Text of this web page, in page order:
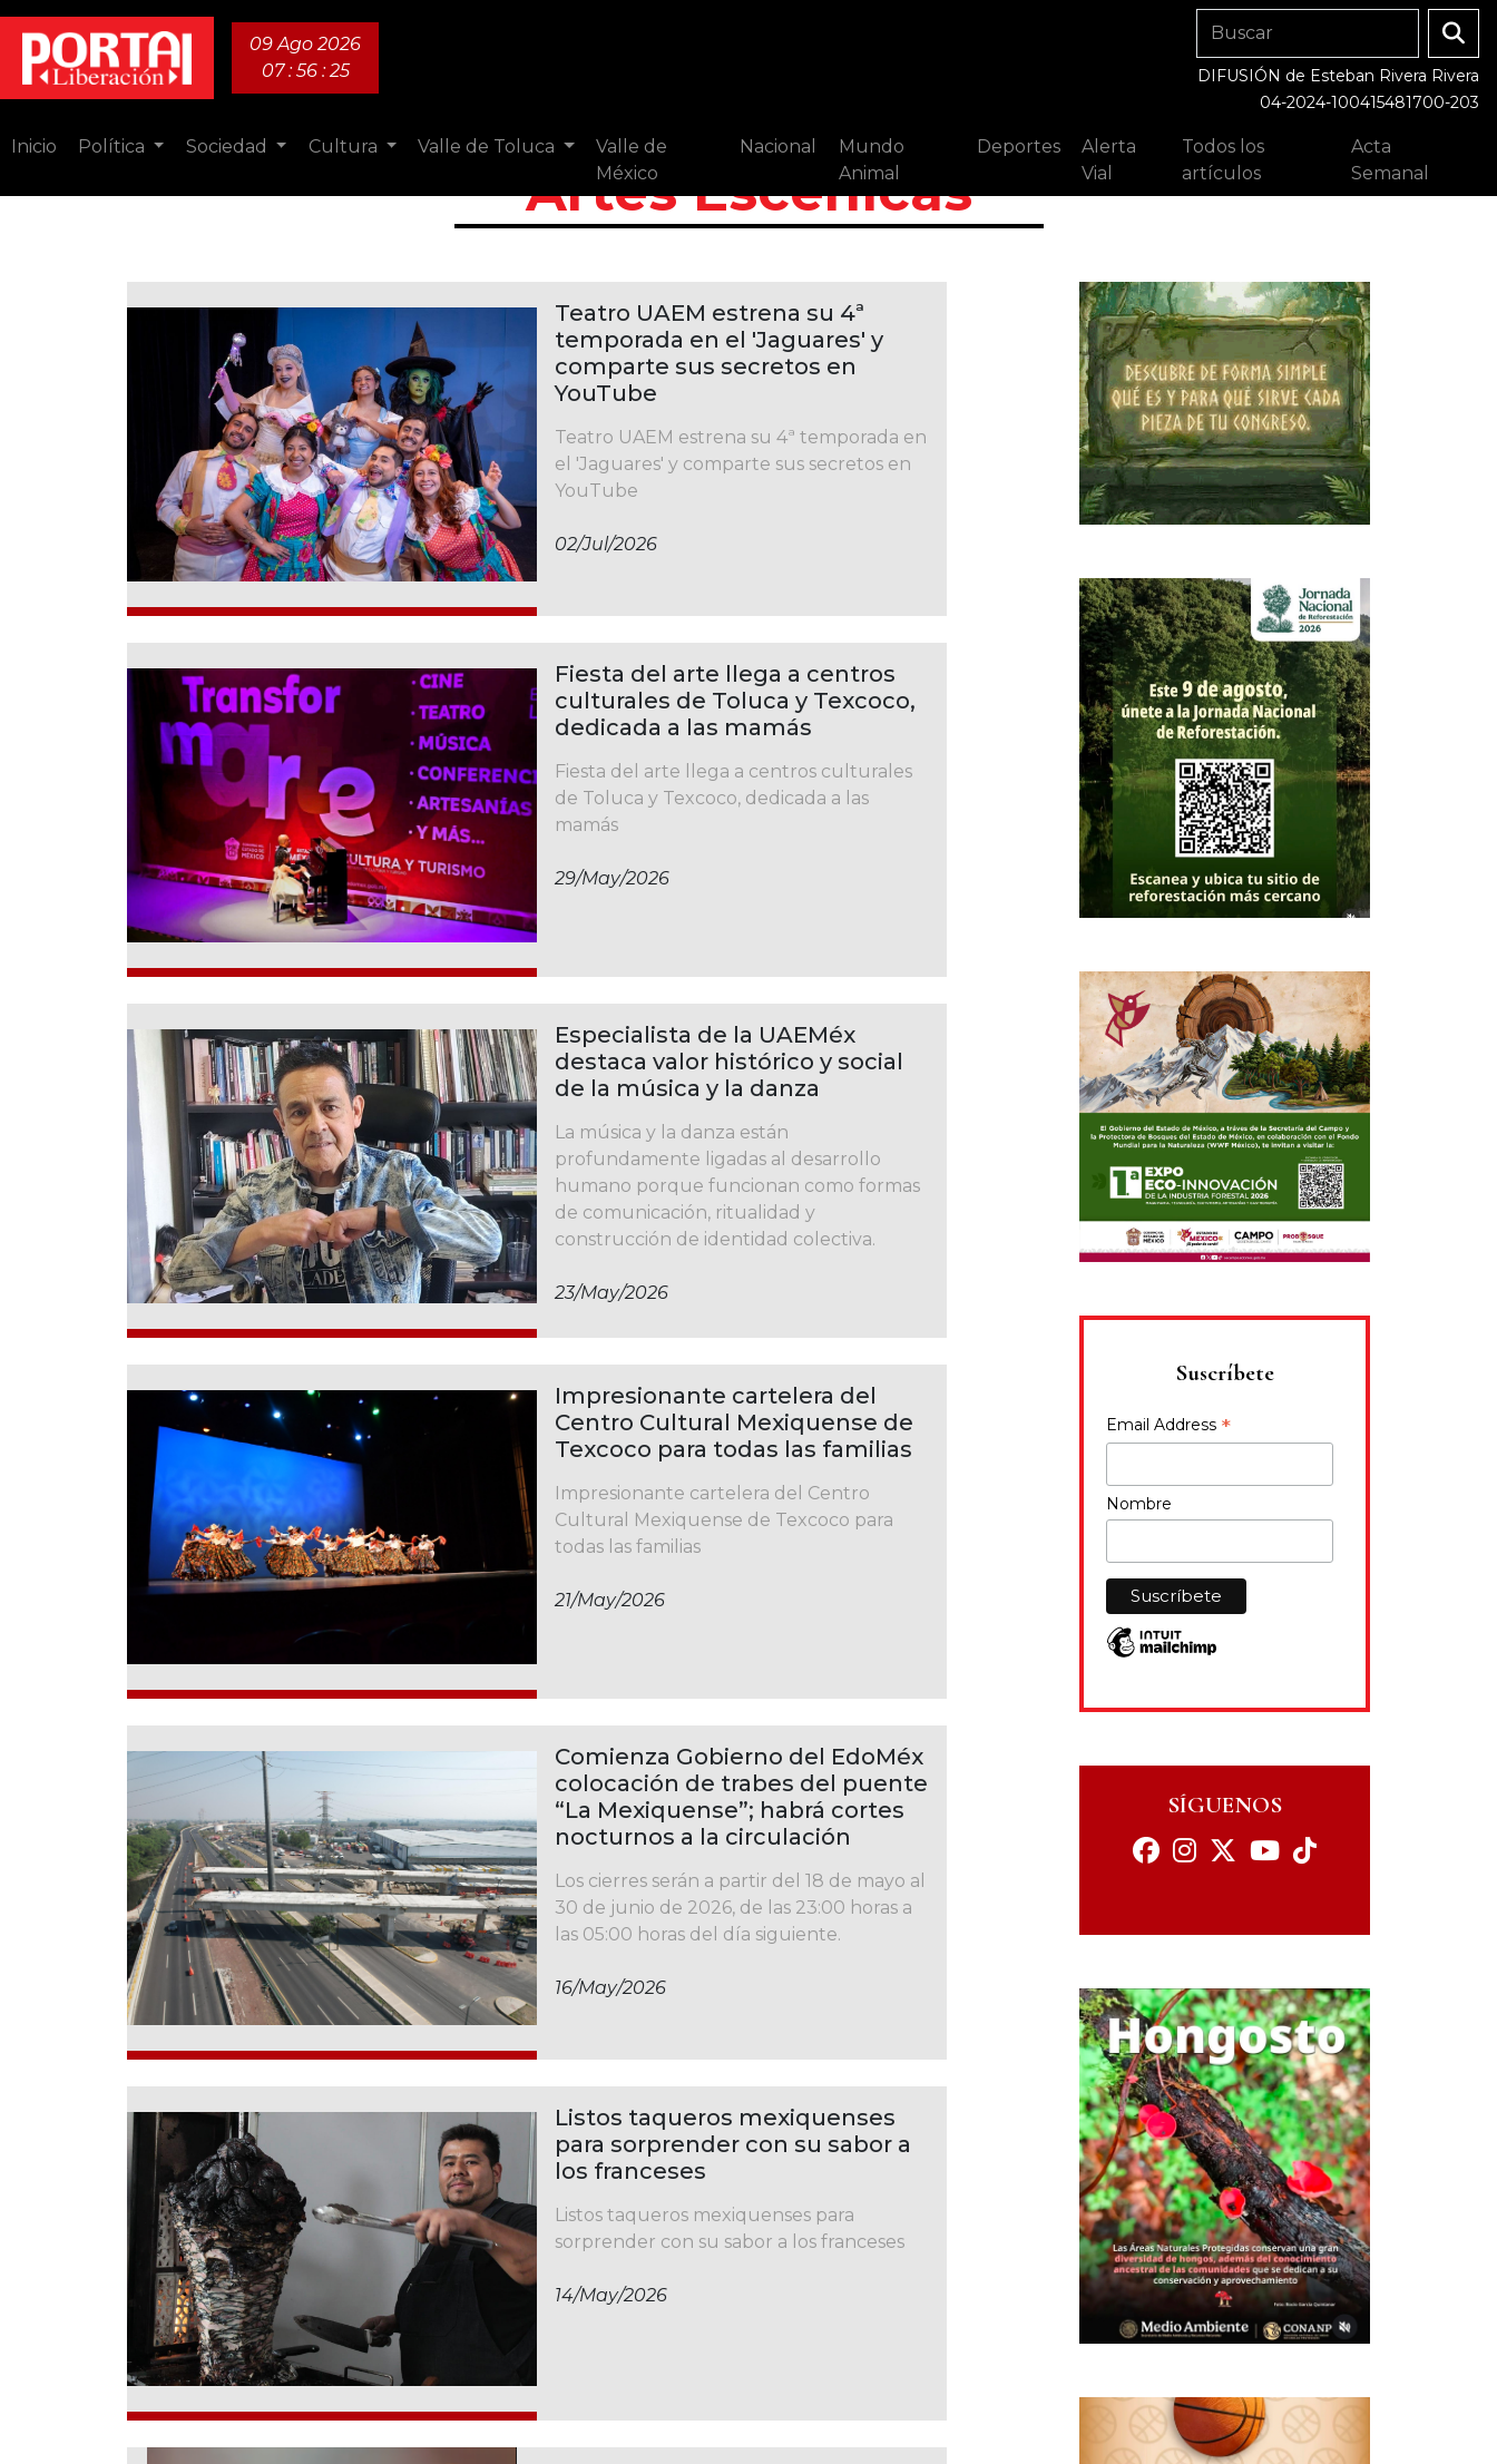
09 Ago 2026
07 : 56 : 26
DIFUSIÓN de Esteban Rivera Rivera
04-2024-100415481700-203
Inicio Política Sociedad Cultura Valle de Toluca
Valle de
México
Nacional
Mundo
Animal
Deportes
Alerta
Vial
Todos los
artículos
Acta
Semanal
Artes Escénicas
Teatro UAEM estrena su 4ª
temporada en el 'Jaguares' y
comparte sus secretos en
YouTube
Teatro UAEM estrena su 4ª temporada en
el 'Jaguares' y comparte sus secretos en
YouTube
02/jul/2026
Fiesta del arte llega a centros
culturales de Toluca y Texcoco,
dedicada a las mamás
Fiesta del arte llega a centros culturales
de Toluca y Texcoco, dedicada a las
mamás
29/may/2026
Especialista de la UAEMéx
destaca valor histórico y social
de la música y la danza
La música y la danza están
profundamente ligadas al desarrollo
humano porque funcionan como formas
de comunicación, ritualidad y
construcción de identidad colectiva.
23/may/2026
Impresionante cartelera del
Centro Cultural Mexiquense de
Texcoco para todas las familias
Impresionante cartelera del Centro
Cultural Mexiquense de Texcoco para
todas las familias
21/may/2026
Comienza Gobierno del EdoMéx
colocación de trabes del puente
“La Mexiquense”; habrá cortes
nocturnos a la circulación
Los cierres serán a partir del 18 de mayo al
30 de junio de 2026, de las 23:00 horas a
las 05:00 horas del día siguiente.
16/may/2026
Listos taqueros mexiquenses
para sorprender con su sabor a
los franceses
Listos taqueros mexiquenses para
sorprender con su sabor a los franceses
14/may/2026
Suscríbete
Email Address *
Nombre
SÍGUENOS